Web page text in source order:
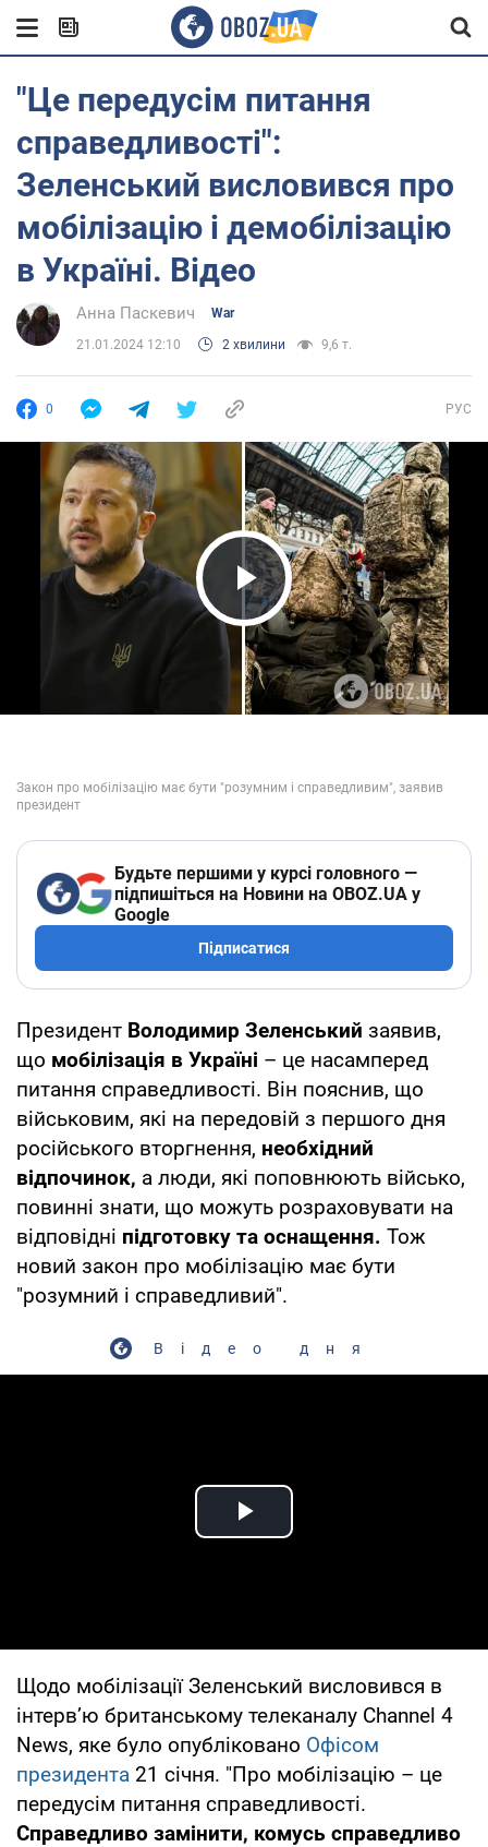
"Це передусім питання
справедливості":
Зеленський висловився про
мобілізацію і демобілізацію
в Україні. Відео
Анна Паскевич War
21.01.2024 12:10 2 хвилини 9,6 т.
0 РУС
Play Video
Будьте першими у курсі головного —
підпишіться на Новини на OBOZ.UA у
Google
Підписатися
Президент Володимир Зеленський заявив,
що мобілізація в Україні – це насамперед
питання справедливості. Він пояснив, що
військовим, які на передовій з першого дня
російського вторгнення, необхідний
відпочинок, а люди, які поповнюють військо,
повинні знати, що можуть розраховувати на
відповідні підготовку та оснащення. Тож
новий закон про мобілізацію має бути
"розумний і справедливий".
Відео дня
Play Video
Щодо мобілізації Зеленський висловився в
інтерв’ю британському телеканалу Channel 4
News, яке було опубліковано Офісом
президента 21 січня. "Про мобілізацію – це
передусім питання справедливості.
Справедливо замінити, комусь справедливо